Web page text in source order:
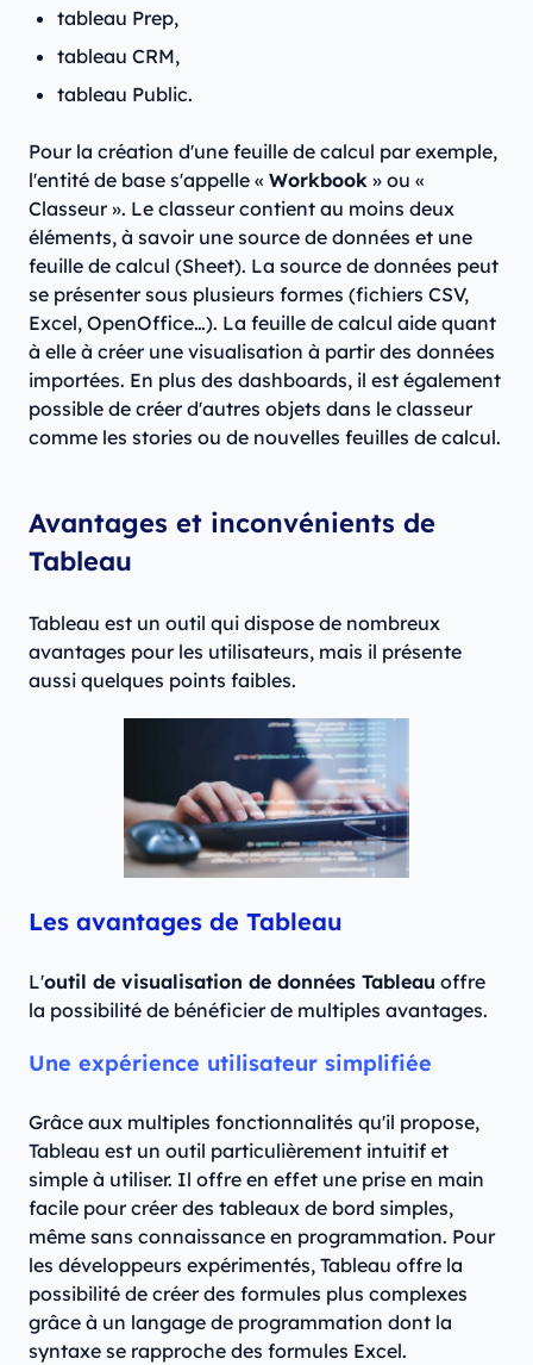
tableau Prep,
tableau CRM,
tableau Public.
Pour la création d'une feuille de calcul par exemple,
l'entité de base s'appelle « Workbook » ou «
Classeur ». Le classeur contient au moins deux
éléments, à savoir une source de données et une
feuille de calcul (Sheet). La source de données peut
se présenter sous plusieurs formes (fichiers CSV,
Excel, OpenOffice…). La feuille de calcul aide quant
à elle à créer une visualisation à partir des données
importées. En plus des dashboards, il est également
possible de créer d'autres objets dans le classeur
comme les stories ou de nouvelles feuilles de calcul.
Avantages et inconvénients de
Tableau
Tableau est un outil qui dispose de nombreux
avantages pour les utilisateurs, mais il présente
aussi quelques points faibles.
Les avantages de Tableau
L'outil de visualisation de données Tableau offre
la possibilité de bénéficier de multiples avantages.
Une expérience utilisateur simplifiée
Grâce aux multiples fonctionnalités qu'il propose,
Tableau est un outil particulièrement intuitif et
simple à utiliser. Il offre en effet une prise en main
facile pour créer des tableaux de bord simples,
même sans connaissance en programmation. Pour
les développeurs expérimentés, Tableau offre la
possibilité de créer des formules plus complexes
grâce à un langage de programmation dont la
syntaxe se rapproche des formules Excel.